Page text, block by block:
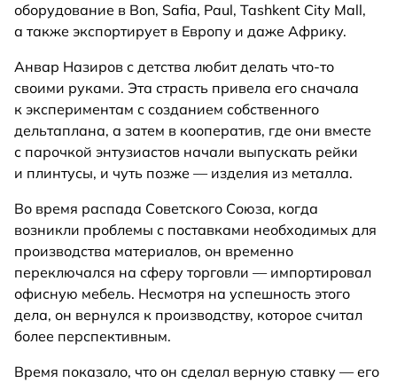
оборудование в Bon, Safia, Paul, Tashkent City Mall,
а также экспортирует в Европу и даже Африку.
Анвар Назиров с детства любит делать что-то
своими руками. Эта страсть привела его сначала
к экспериментам с созданием собственного
дельтаплана, а затем в кооператив, где они вместе
с парочкой энтузиастов начали выпускать рейки
и плинтусы, и чуть позже — изделия из металла.
Во время распада Советского Союза, когда
возникли проблемы с поставками необходимых для
производства материалов, он временно
переключался на сферу торговли — импортировал
офисную мебель. Несмотря на успешность этого
дела, он вернулся к производству, которое считал
более перспективным.
Время показало, что он сделал верную ставку — его